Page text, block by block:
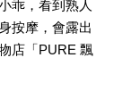
乖，看到熟人
按摩，會露出
店「PURE 飄